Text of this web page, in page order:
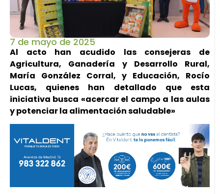
7 de mayo de 2025
Al acto han acudido las consejeras de
Agricultura, Ganadería y Desarrollo Rural,
María González Corral, y Educación, Rocío
Lucas, quienes han detallado que esta
iniciativa busca «acercar el campo a las aulas
y potenciar la alimentación saludable»